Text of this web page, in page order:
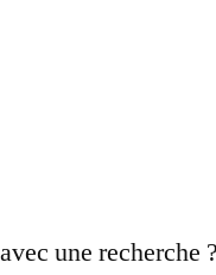
une recherche ?